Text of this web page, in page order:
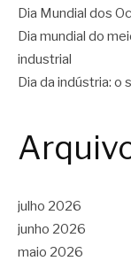
Dia Mundial dos
Dia mundial do
industrial
Dia da indústria: o
julho 2026
junho 2026
maio 2026